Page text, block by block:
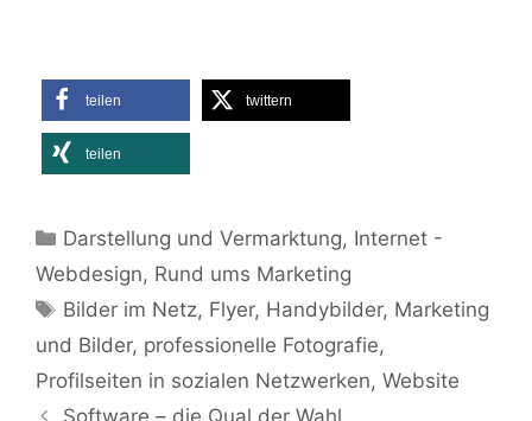
teilen twittern
teilen
Kategorien
Darstellung und Vermarktung, Internet -
Webdesign, Rund ums Marketing
Schlagwörter
Bilder im Netz, Flyer, Handybilder, Marketing
und Bilder, professionelle Fotografie,
Profilseiten in sozialen Netzwerken, Website
Software – die Qual der Wahl